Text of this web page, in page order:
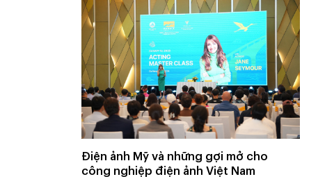
Điện ảnh Mỹ và những gợi mở cho
công nghiệp điện ảnh Việt Nam